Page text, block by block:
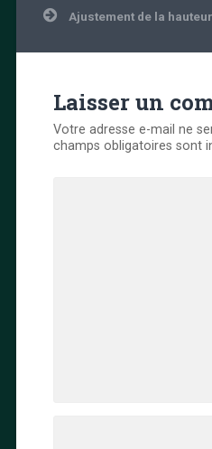
Ajustement de la
Laisser un
Votre adresse e-mail ne
champs obligatoires sont